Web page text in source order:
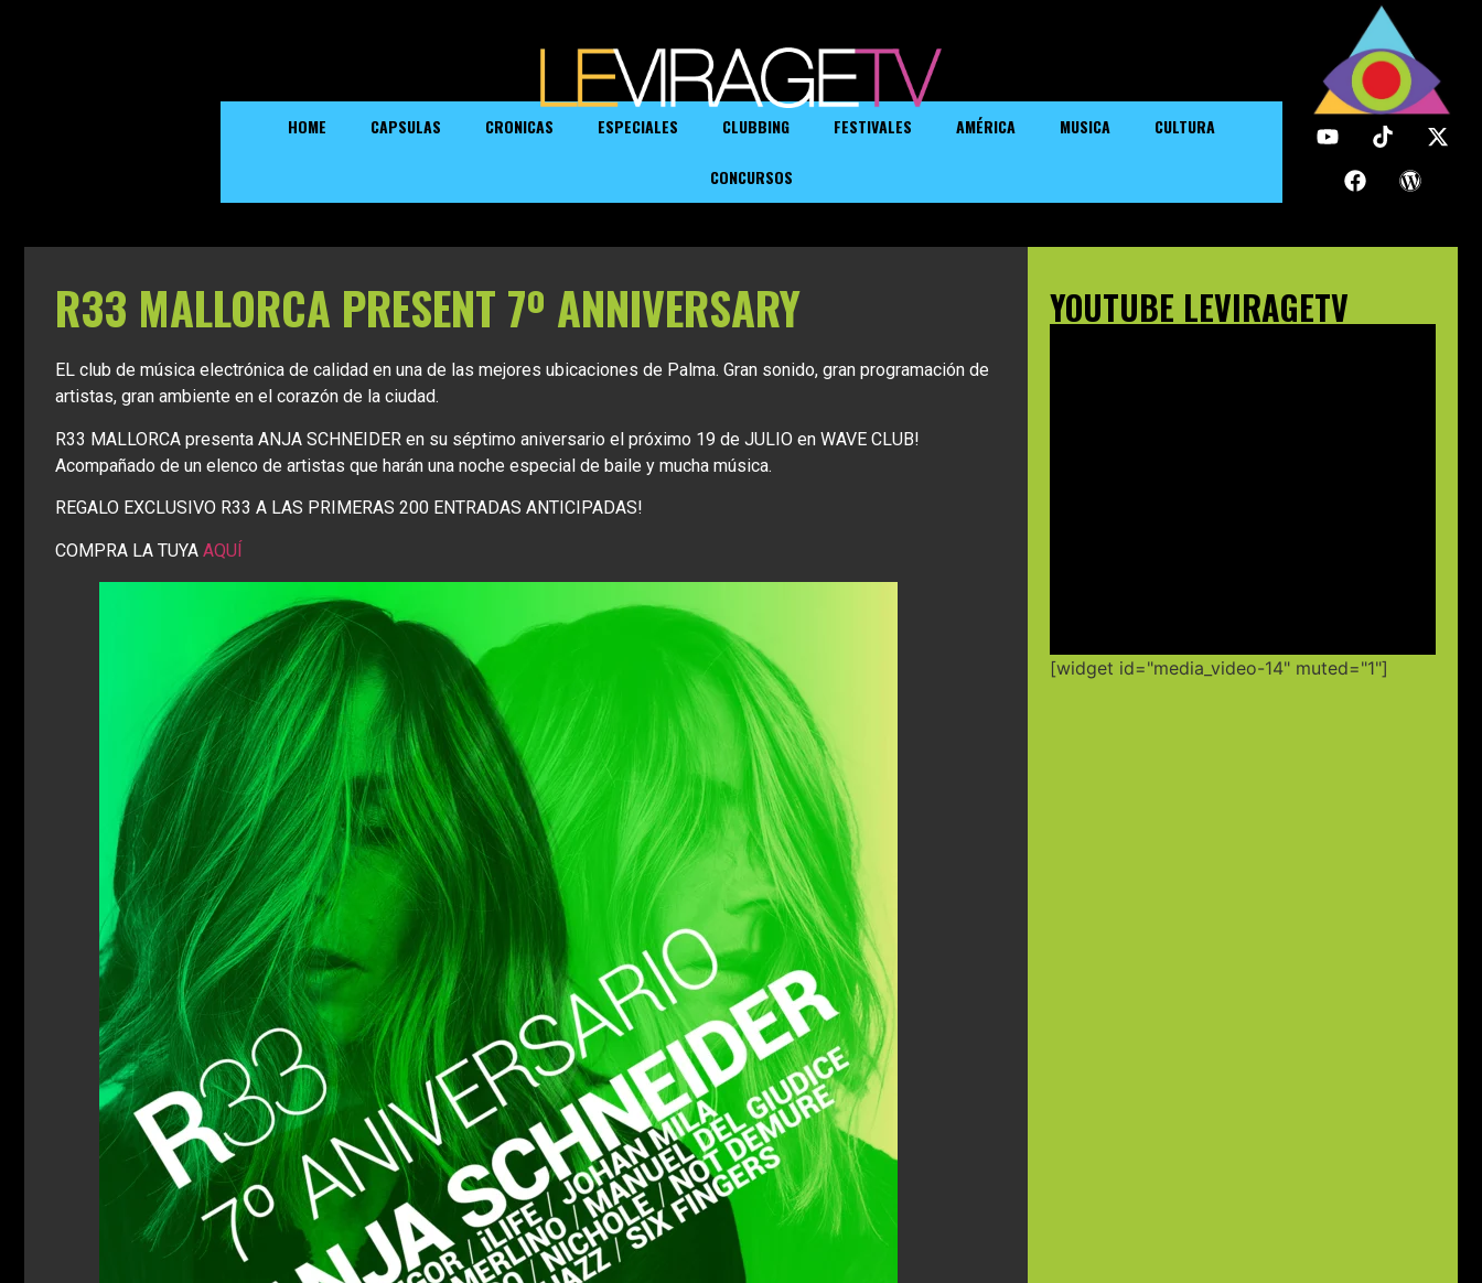
HOME CAPSULAS CRONICAS ESPECIALES CLUBBING FESTIVALES AMÉRICA MUSICA CULTURA
CONCURSOS
R33 MALLORCA PRESENT 7º ANNIVERSARY
EL club de música electrónica de calidad en una de las mejores ubicaciones de Palma. Gran sonido, gran programación de
artistas, gran ambiente en el corazón de la ciudad.
R33 MALLORCA presenta ANJA SCHNEIDER en su séptimo aniversario el próximo 19 de JULIO en WAVE CLUB!
Acompañado de un elenco de artistas que harán una noche especial de baile y mucha música.
REGALO EXCLUSIVO R33 A LAS PRIMERAS 200 ENTRADAS ANTICIPADAS!
COMPRA LA TUYA AQUÍ
YOUTUBE LEVIRAGETV
[widget id="media_video-14" muted="1"]